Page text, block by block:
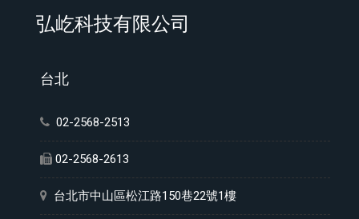
弘屹科技有限公司
台北
02-2568-2513
02-2568-2613
台北市中山區松江路150巷22號1樓